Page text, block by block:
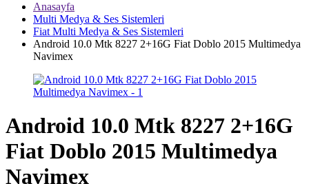
Anasayfa
Multi Medya & Ses Sistemleri
Fiat Multi Medya & Ses Sistemleri
Android 10.0 Mtk 8227 2+16G Fiat Doblo 2015 Multimedya
Navimex
Android 10.0 Mtk 8227 2+16G
Fiat Doblo 2015 Multimedya
Navimex